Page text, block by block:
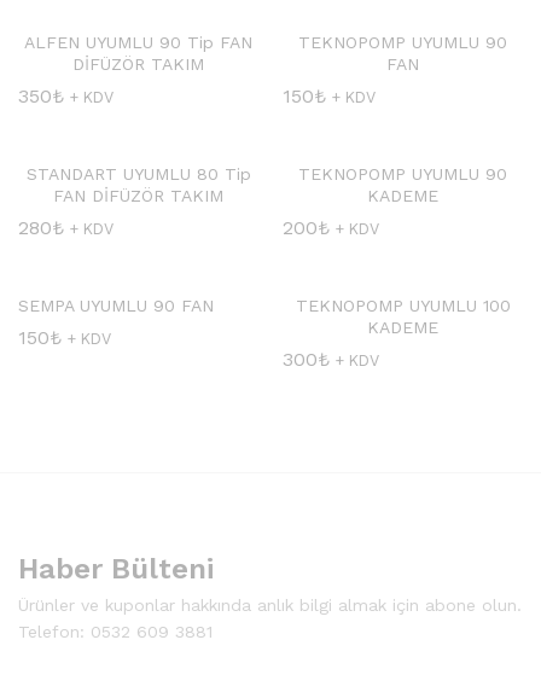
ALFEN UYUMLU 90 Tip FAN
DİFÜZÖR TAKIM
350₺ + KDV
TEKNOPOMP UYUMLU 90
FAN
150₺ + KDV
STANDART UYUMLU 80 Tip
FAN DİFÜZÖR TAKIM
280₺ + KDV
TEKNOPOMP UYUMLU 90
KADEME
200₺ + KDV
SEMPA UYUMLU 90 FAN
150₺ + KDV
TEKNOPOMP UYUMLU 100
KADEME
300₺ + KDV
Haber Bülteni
Ürünler ve kuponlar hakkında anlık bilgi almak için abone olun.
Telefon: 0532 609 3881